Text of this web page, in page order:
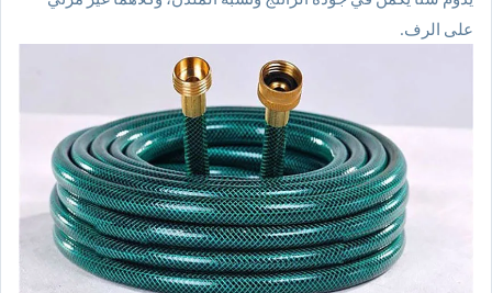
على الرف.